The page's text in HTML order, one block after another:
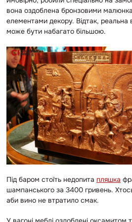
вона оздоблена бронзовими
елементами декору. Відтак, реальна
може бути набагато більшою.
Під баром стоїть недопита пляшка
шампанського за 3400 гривень.
аби вино не втратило смак.